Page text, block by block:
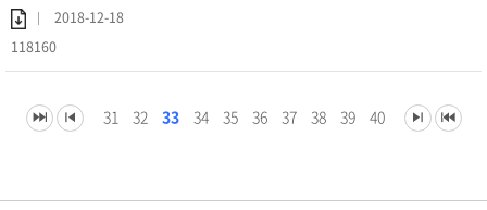
2018-12-18
118160
31 32 33 34 35 36 37 38 39 40